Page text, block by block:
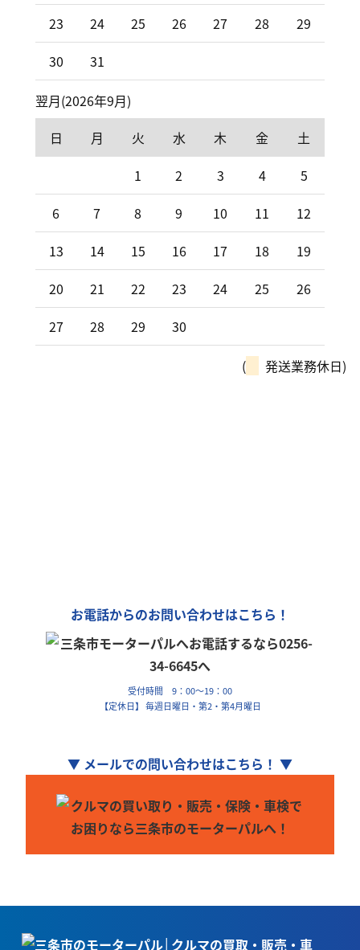
23
24 25 26 27 28
29
30
31
翌月(2026年9月)
日
月 火 水 木 金
土
1
2 3 4
5
6
7 8 9 10 11
12
13
14 15 16 17 18
19
20
21 22 23 24 25
26
27
28 29 30
( 発送業務休日)
お電話からのお問い合わせはこちら！
受付時間 9：00～19：00
【定休日】 毎週日曜日・第2・第4月曜日
▼ メールでの問い合わせはこちら！ ▼